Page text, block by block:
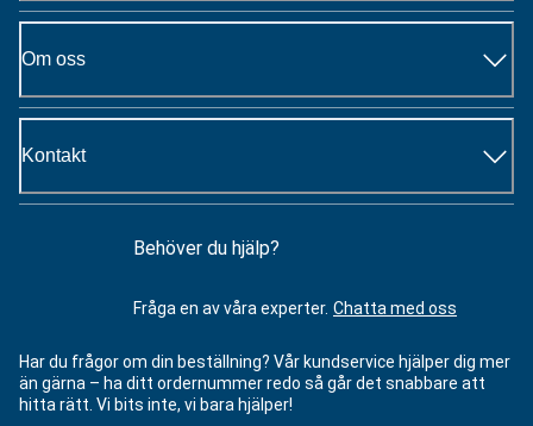
Om oss
Kontakt
Behöver du hjälp?
Fråga en av våra experter. Chatta med oss
Har du frågor om din beställning? Vår kundservice hjälper dig mer
än gärna – ha ditt ordernummer redo så går det snabbare att
hitta rätt. Vi bits inte, vi bara hjälper!